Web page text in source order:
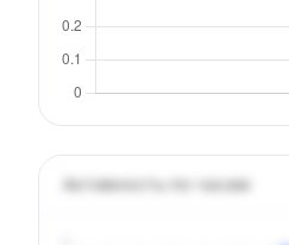
Активность по часам